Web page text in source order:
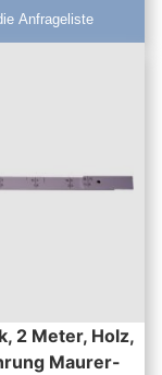
Anfrageliste
2 Meter, Holz,
Maurer-